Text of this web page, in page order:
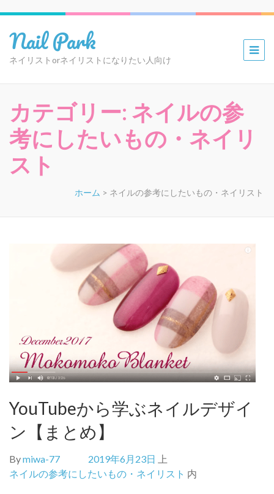
Nail Park
ネイリストorネイリストになりたい人向け
カテゴリー: ネイルの参
考にしたいもの・ネイリ
スト
ホーム > ネイルの参考にしたいもの・ネイリスト
YouTubeから学ぶネイルデザイ
ン【まとめ】
Bymiwa-77 2019年6月23日
上
ネイルの参考にしたいもの・ネイリスト 内